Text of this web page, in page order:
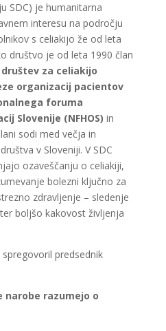
SDC) je humanitarna
interesu na področju
s celiakijo že od leta
društvo je od leta 1990 član
za celiakijo
organizacij pacientov
foruma
Slovenije (NFHOS) in
sodi med večja in
v Sloveniji. V SDC
ozaveščanju o celiakiji,
bolezni ključno za
zdravljenje – sledenje
boljšo kakovost življenja
predsednik
narobe razumejo o